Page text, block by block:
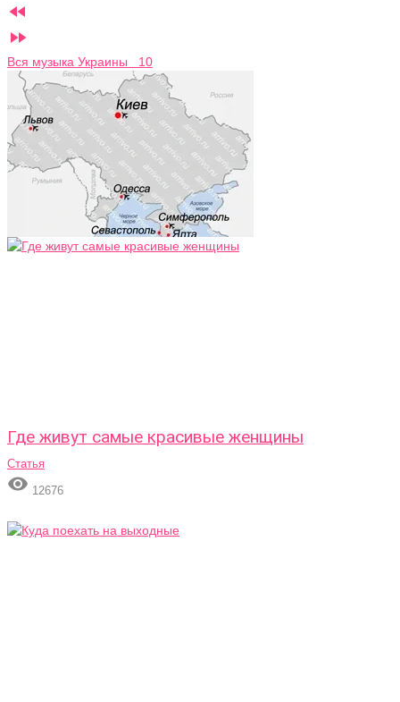


Вся музыка Украины 10
Где живут самые красивые женщины
Статья
 12676